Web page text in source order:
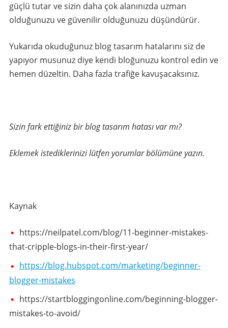
güçlü tutar ve sizin daha çok alanınızda uzman
olduğunuzu ve güvenilir olduğunuzu düşündürür.
Yukarıda okuduğunuz blog tasarım hatalarını siz de
yapıyor musunuz diye kendi bloğunuzu kontrol edin ve
hemen düzeltin. Daha fazla trafiğe kavuşacaksınız.
Sizin fark ettiğiniz bir blog tasarım hatası var mı?
Eklemek istediklerinizi lütfen yorumlar bölümüne yazın.
Kaynak
https://neilpatel.com/blog/11-beginner-mistakes-
that-cripple-blogs-in-their-first-year/
https://blog.hubspot.com/marketing/beginner-
blogger-mistakes
https://startbloggingonline.com/beginning-blogger-
mistakes-to-avoid/